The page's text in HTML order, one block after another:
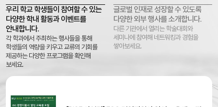
편
우리 학교 학생들이 참여할 수 있는
다양한 학내 활동과 이벤트를
안내합니다.
각 학과에서 주최하는 행사들을 통해
학생들의 역량을 키우고 교류의 기회를
제공하는 다양한 프로그램을 확인해
보세요.
글로벌 인재로 성장할 수 있도록
다양한 외부 행사를 소개합니다.
다른 기관에서 열리는 학술대회와
세미나에 참여해 네트워킹과 경험을
쌓아보세요.